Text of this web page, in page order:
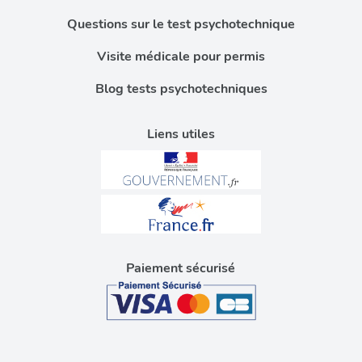
Liens utiles
Questions sur le test psychotechnique
Visite médicale pour permis
Blog tests psychotechniques
Paiement sécurisé